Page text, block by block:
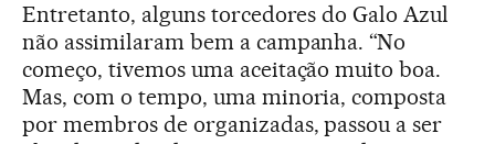
Entretanto, alguns torcedores do Galo Azul
não assimilaram bem a campanha. “No
começo, tivemos uma aceitação muito boa.
Mas, com o tempo, uma minoria, composta
por membros de organizadas, passou a ser